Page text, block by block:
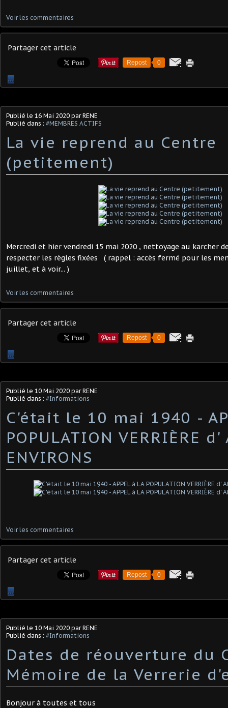
Voir les commentaires
Partager cet article
Repost 0
…
Publié le 16 Mai 2020 par RENE
Publié dans : #MEMBRES ACTIFS
La vie reprend au Centre
(petitement)
Mercredi et hier vendredi 15 mai 2020 , nettoyage au karcher
respecter les règles fixées ( rappel : accès fermé pour les
juillet, et à voir... )
Voir les commentaires
Partager cet article
Repost 0
…
Publié le 10 Mai 2020 par RENE
Publié dans : #Informations
C'était le 10 mai 1940 -
POPULATION VERRIÈRE
ENVIRONS
Voir les commentaires
Partager cet article
Repost 0
…
Publié le 10 Mai 2020 par RENE
Publié dans : #Informations
Dates de réouverture du
Mémoire de la Verrerie
Bonjour à toutes et tous